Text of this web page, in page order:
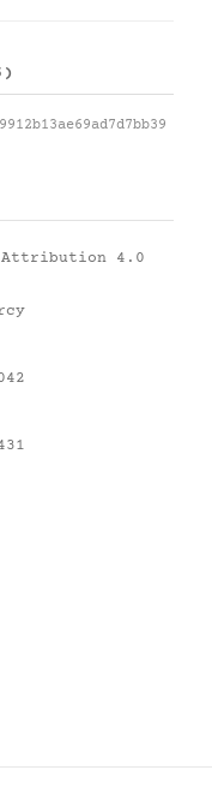
Attribution 4.0